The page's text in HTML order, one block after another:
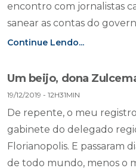
encontro com jornalistas
sanear as contas do
Continue Lendo...
Um beijo, dona
19/12/2019 - 12H31MIN
De repente, o meu
gabinete do delegado
Florianopolis. E passaram
de todo mundo, menos o